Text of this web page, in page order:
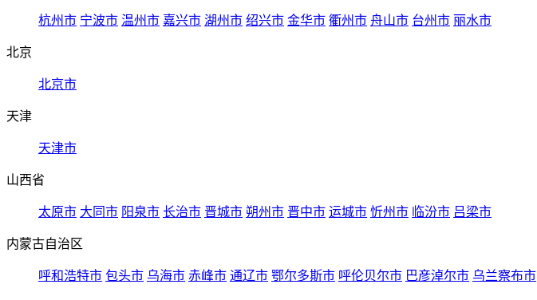
杭州市 宁波市 温州市 嘉兴市 湖州市 绍兴市 金华市 衢州市 舟山市 台州市 丽水市
北京
北京市
天津
天津市
山西省
太原市 大同市 阳泉市 长治市 晋城市 朔州市 晋中市 运城市 忻州市 临汾市 吕梁市
内蒙古自治区
呼和浩特市 包头市 乌海市 赤峰市 通辽市 鄂尔多斯市 呼伦贝尔市 巴彦淖尔市 乌兰察布市